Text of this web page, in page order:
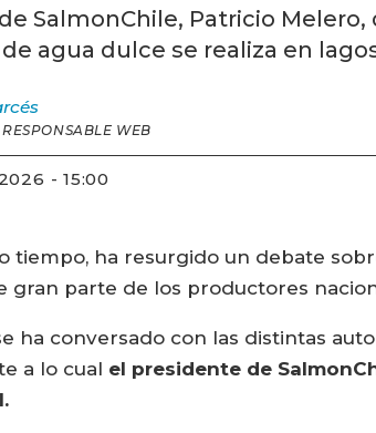
SalmonChile, Patricio
agua dulce se realiza en
WEB
- 15:00
tiempo, ha resurgido un debate
gran parte de los productores
ha conversado con las distintas
a lo cual el presidente de